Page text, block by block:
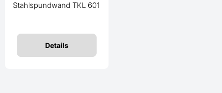
Stahlspundwand TKL 601
Details